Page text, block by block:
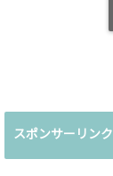
スポンサーリンク